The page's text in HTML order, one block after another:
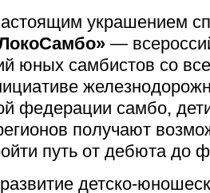
украшением
—
юных самбистов со
федерации самбо,
получают
путь от дебюта до
детско-